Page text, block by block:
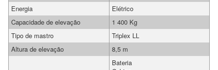
Energia
Elétrico
Capacidade de elevação
1 400 Kg
Tipo de mastro
Triplex LL
Altura de elevação
8,5 m
Bateria